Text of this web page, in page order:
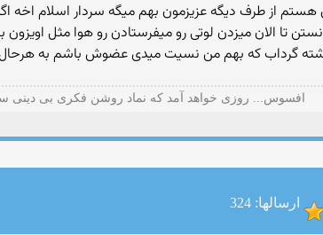
هستم از طرف دیگه عزیزمون بهم میگه سردار اسلام اخه
تا الان میزدن لوتی رو میفرستادن رو هوا مثل
گرداب كه بهم من نسیت میدی عضوش باشم به هرحال
افسوس... روزی خواهد آمد که نماد روشن فکری بی دینی
ارسالها: 324